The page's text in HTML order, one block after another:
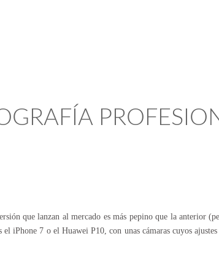
que lanzan al mercado es más pepino que la anterior
iPhone 7 o el Huawei P10, con unas cámaras cuyos